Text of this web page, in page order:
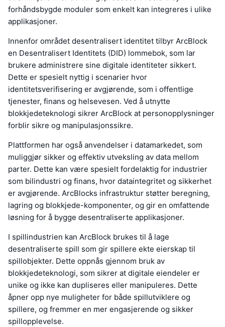
forhåndsbygde moduler som enkelt kan integreres i ulike
applikasjoner.
Innenfor området desentralisert identitet tilbyr ArcBlock
en Desentralisert Identitets (DID) lommebok, som lar
brukere administrere sine digitale identiteter sikkert.
Dette er spesielt nyttig i scenarier hvor
identitetsverifisering er avgjørende, som i offentlige
tjenester, finans og helsevesen. Ved å utnytte
blokkjedeteknologi sikrer ArcBlock at personopplysninger
forblir sikre og manipulasjonssikre.
Plattformen har også anvendelser i datamarkedet, som
muliggjør sikker og effektiv utveksling av data mellom
parter. Dette kan være spesielt fordelaktig for industrier
som bilindustri og finans, hvor dataintegritet og sikkerhet
er avgjørende. ArcBlocks infrastruktur støtter beregning,
lagring og blokkjede-komponenter, og gir en omfattende
løsning for å bygge desentraliserte applikasjoner.
I spillindustrien kan ArcBlock brukes til å lage
desentraliserte spill som gir spillere ekte eierskap til
spillobjekter. Dette oppnås gjennom bruk av
blokkjedeteknologi, som sikrer at digitale eiendeler er
unike og ikke kan dupliseres eller manipuleres. Dette
åpner opp nye muligheter for både spillutviklere og
spillere, og fremmer en mer engasjerende og sikker
spillopplevelse.